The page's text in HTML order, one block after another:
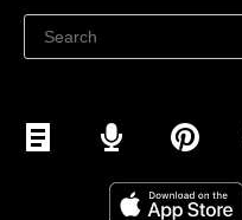
Selg på Facebook
Selg på Instagram